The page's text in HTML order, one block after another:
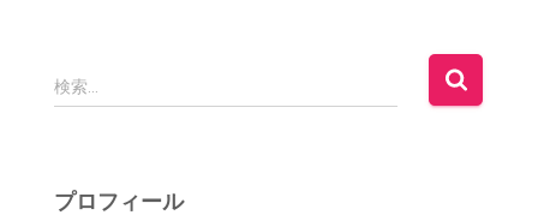
検
索
検索…
プロフィール